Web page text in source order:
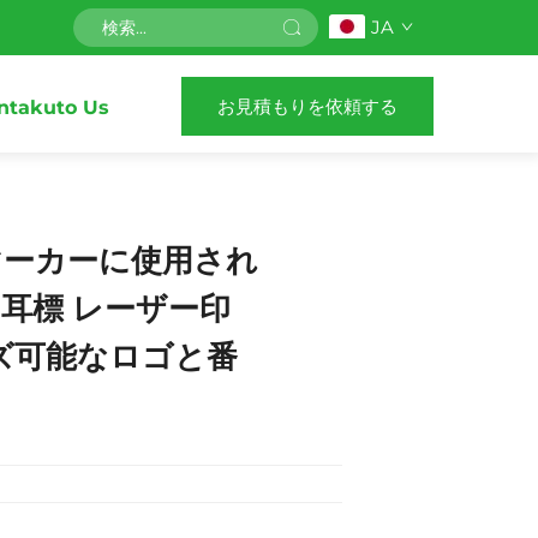
JA
Us お見積もりを依頼する
カーに使用され
標 レーザー印
可能なロゴと番